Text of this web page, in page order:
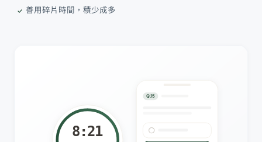
善用碎片時間，積少成多
8:20
Q.15